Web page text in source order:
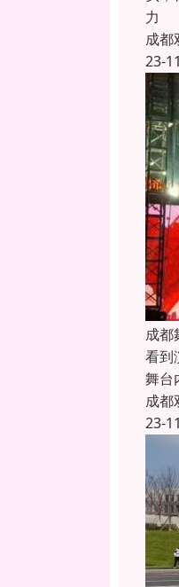
力
成都
23-
成都
看到
舞台
成都
23-